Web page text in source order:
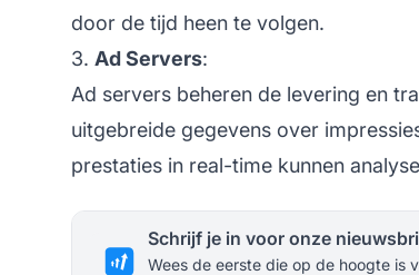
door de tijd heen te volgen.
3. Ad Servers:
Ad servers beheren de levering en
uitgebreide gegevens over
prestaties in real-time kunnen
Schrijf je in voor onze
Wees de eerste die op de hoogte is